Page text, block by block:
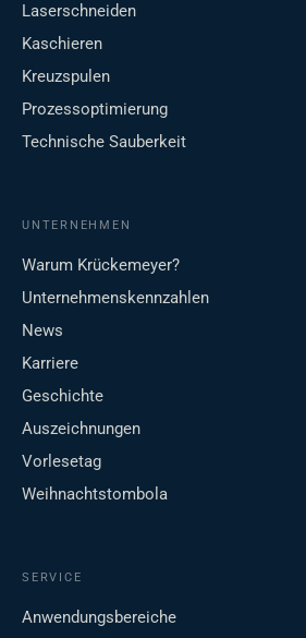
Laserschneiden
Kaschieren
Kreuzspulen
Prozessoptimierung
Technische Sauberkeit
UNTERNEHMEN
Warum Krückemeyer?
Unternehmenskennzahlen
News
Karriere
Geschichte
Auszeichnungen
Vorlesetag
Weihnachtstombola
SERVICE
Anwendungsbereiche